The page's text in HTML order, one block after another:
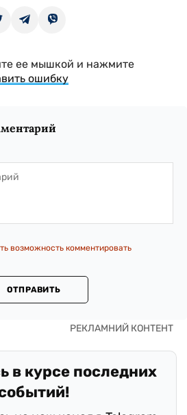
ее мышкой и нажмите
ошибку
возможность комментировать
ОТПРАВИТЬ
в курсе последних